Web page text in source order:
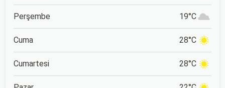
Perşembe 19°C
Cuma 28°C
Cumartesi 28°C